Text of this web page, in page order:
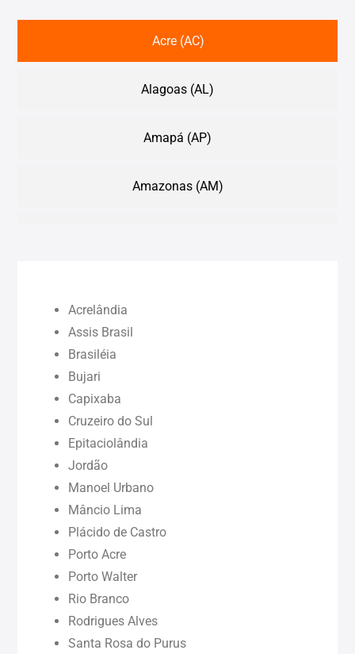
Acre (AC)
Alagoas (AL)
Amapá (AP)
Amazonas (AM)
Paraíba (PB)
Piauí (PI)
Rondônia (RO)
Roraima (RR)
Acrelândia
Assis Brasil
Brasiléia
Bujari
Capixaba
Cruzeiro do Sul
Epitaciolândia
Jordão
Manoel Urbano
Mâncio Lima
Plácido de Castro
Porto Acre
Porto Walter
Rio Branco
Rodrigues Alves
Santa Rosa do Purus